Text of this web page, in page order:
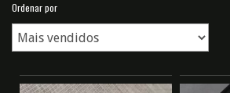
Ordenar por